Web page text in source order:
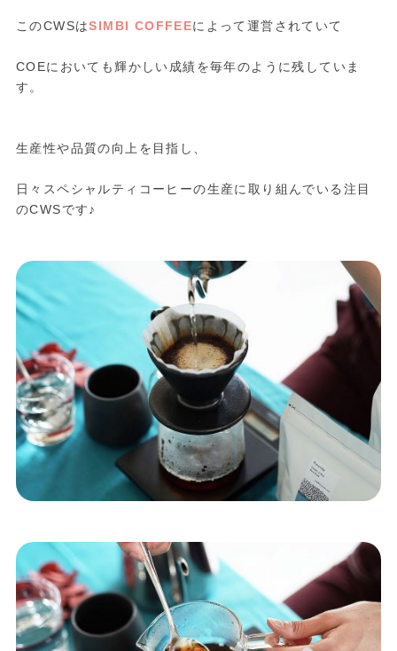
このCWSはSIMBI COFFEEによって運営されていて
COEにおいても輝かしい成績を毎年のように残していま
す。
生産性や品質の向上を目指し、
日々スペシャルティコーヒーの生産に取り組んでいる注目
のCWSです♪